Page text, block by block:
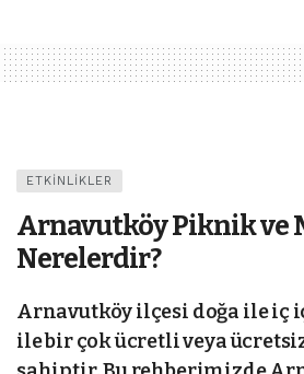
ETKINLIKLER
Arnavutköy Piknik ve
Nerelerdir?
Arnavutköy ilçesi doğa ile iç
ile bir çok ücretli veya